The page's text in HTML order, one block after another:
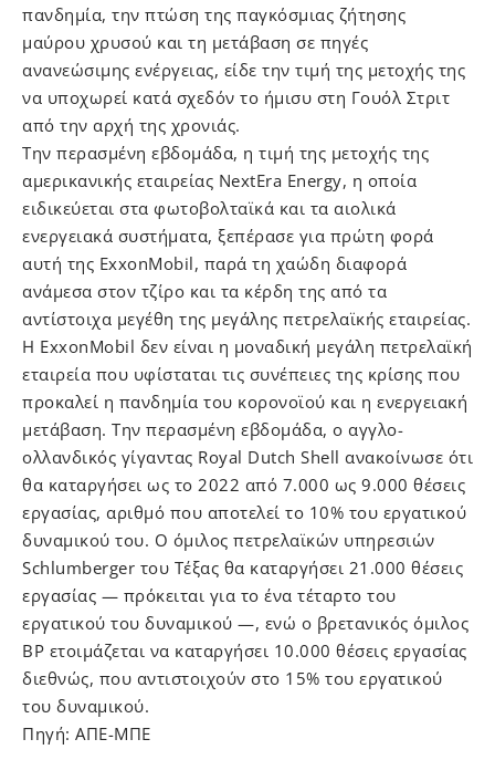
πανδημία, την πτώση της παγκόσμιας ζήτησης
μαύρου χρυσού και τη μετάβαση σε πηγές
ανανεώσιμης ενέργειας, είδε την τιμή της μετοχής της
να υποχωρεί κατά σχεδόν το ήμισυ στη Γουόλ Στριτ
από την αρχή της χρονιάς.
Την περασμένη εβδομάδα, η τιμή της μετοχής της
αμερικανικής εταιρείας NextEra Energy, η οποία
ειδικεύεται στα φωτοβολταϊκά και τα αιολικά
ενεργειακά συστήματα, ξεπέρασε για πρώτη φορά
αυτή της ExxonMobil, παρά τη χαώδη διαφορά
ανάμεσα στον τζίρο και τα κέρδη της από τα
αντίστοιχα μεγέθη της μεγάλης πετρελαϊκής εταιρείας.
Η ExxonMobil δεν είναι η μοναδική μεγάλη πετρελαϊκή
εταιρεία που υφίσταται τις συνέπειες της κρίσης που
προκαλεί η πανδημία του κορονοϊού και η ενεργειακή
μετάβαση. Την περασμένη εβδομάδα, ο αγγλο-
ολλανδικός γίγαντας Royal Dutch Shell ανακοίνωσε ότι
θα καταργήσει ως το 2022 από 7.000 ως 9.000 θέσεις
εργασίας, αριθμό που αποτελεί το 10% του εργατικού
δυναμικού του. Ο όμιλος πετρελαϊκών υπηρεσιών
Schlumberger του Τέξας θα καταργήσει 21.000 θέσεις
εργασίας — πρόκειται για το ένα τέταρτο του
εργατικού του δυναμικού —, ενώ ο βρετανικός όμιλος
BP ετοιμάζεται να καταργήσει 10.000 θέσεις εργασίας
διεθνώς, που αντιστοιχούν στο 15% του εργατικού
του δυναμικού.
Πηγή: ΑΠΕ-ΜΠΕ